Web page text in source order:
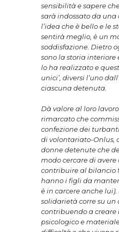
sensibilità e sapere
sarà indossato da
l’idea che è bello e le
sentirà meglio, è un
soddisfazione. Dietro
sono la storia
lo ha realizzato e
unici’, diversi l’uno
ciascuna detenuta.
Dà valore al loro
rimarcato che
confezione dei
di volontariato-Onlus,
donne detenute che
modo cercare di
contribuire al bilancio
hanno i figli da
è in carcere anche
solidarietà corre su un
contribuendo a creare
psicologico e